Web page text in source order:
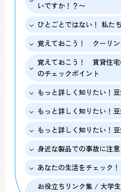
いですか！？〜
ひとごとではない！ 私た
覚えておこう！ クーリ
覚えておこう！ 賃貸住宅
のチェックポイント
もっと詳しく知りたい！豆
もっと詳しく知りたい！豆
もっと詳しく知りたい！豆
身近な製品での事故に注意
あなたの生活をチェック！
お役立ちリンク集 / 大学